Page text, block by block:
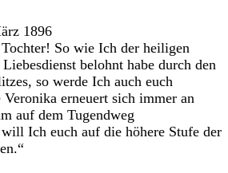
1896
So wie Ich der heiligen
belohnt habe durch den
so werde Ich auch euch
erneuert sich immer an
auf dem Tugendweg
Ich euch auf die höhere Stufe der